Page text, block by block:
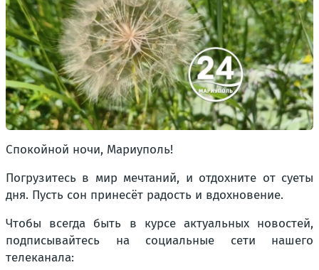
Спокойной ночи, Мариуполь!
Погрузитесь в мир мечтаний, и отдохните от суеты
дня. Пусть сон принесёт радость и вдохновение.
Чтобы всегда быть в курсе актуальных новостей,
подписывайтесь на социальные сети нашего
телеканала: